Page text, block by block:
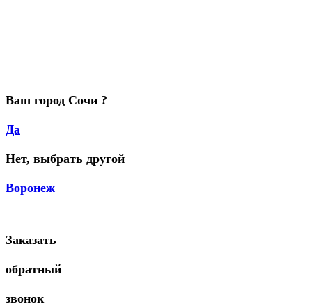
Ваш город Сочи ?
Да
Нет, выбрать другой
Воронеж
Заказать
обратный
звонок